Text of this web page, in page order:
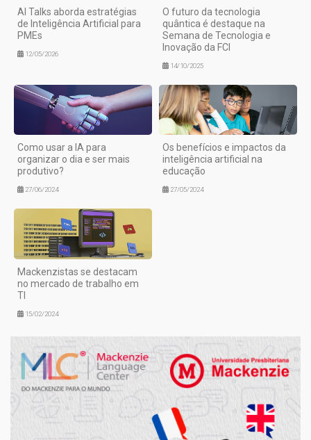
AI Talks aborda estratégias
de Inteligência Artificial para
PMEs
12/05/2026
O futuro da tecnologia
quântica é destaque na
Semana de Tecnologia e
Inovação da FCI
14/10/2025
Como usar a IA para
organizar o dia e ser mais
produtivo?
27/06/2024
Os benefícios e impactos da
inteligência artificial na
educação
27/05/2024
Mackenzistas se destacam
no mercado de trabalho em
TI
15/02/2024